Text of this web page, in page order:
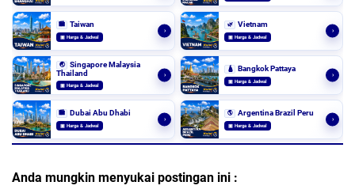
🏙️ Taiwan
▣ Harga & Jadwal
›
🌿 Vietnam
▣ Harga & Jadwal
›
🌏
Singapore Malaysia
Thailand
▣ Harga & Jadwal
›
🛕 Bangkok Pattaya
▣ Harga & Jadwal
›
🏙️ Dubai Abu Dhabi
▣ Harga & Jadwal
›
🌎 Argentina Brazil Peru
▣ Harga & Jadwal
›
Anda mungkin menyukai postingan ini :